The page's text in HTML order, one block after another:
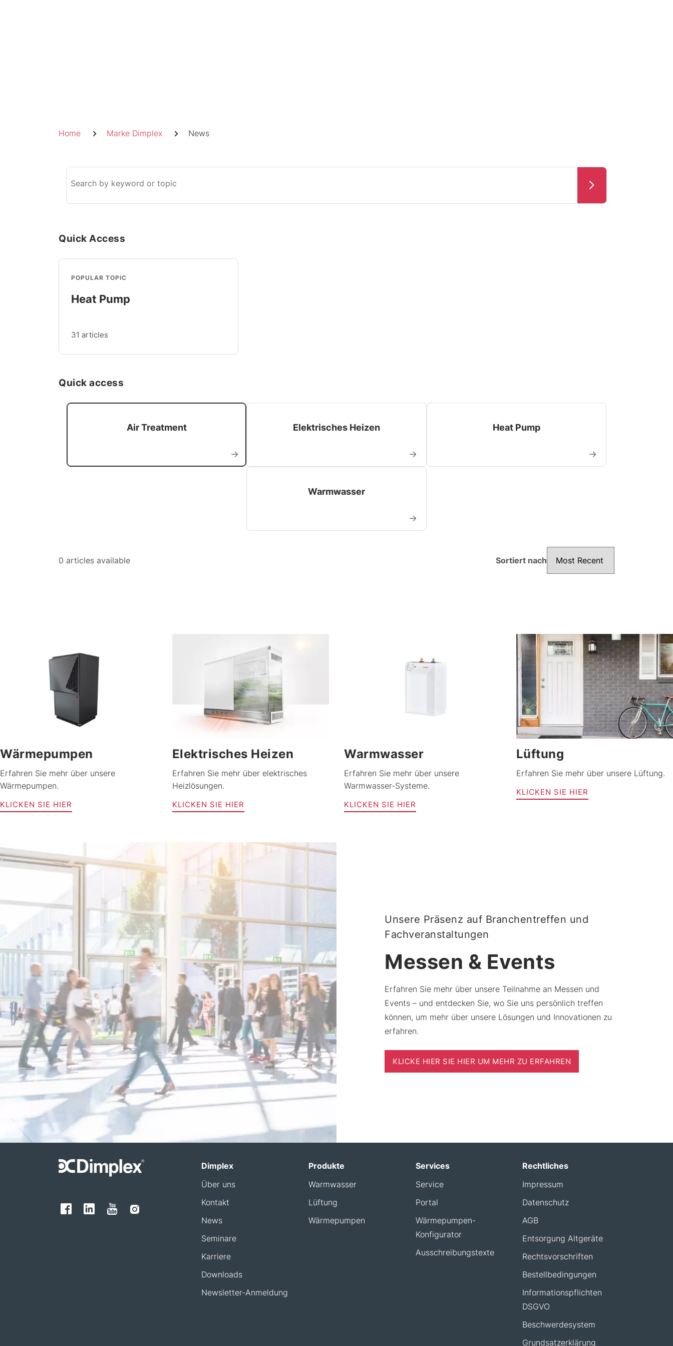
Pfadnavigation
Home Marke Dimplex News
Search
knowledge
Quick Access
POPULAR TOPIC
Heat Pump
31 articles
Quick access
Air Treatment
→
Elektrisches Heizen
→
Heat Pump
→
Warmwasser
→
0 articles available Sortiert nach
Wärmepumpen
Erfahren Sie mehr über unsere
Wärmepumpen.
KLICKEN SIE HIER
Elektrisches Heizen
Erfahren Sie mehr über elektrisches
Heizlösungen.
KLICKEN SIE HIER
Warmwasser
Erfahren Sie mehr über unsere
Warmwasser-Systeme.
KLICKEN SIE HIER
Lüftung
Erfahren Sie mehr über unsere Lüftung.
KLICKEN SIE HIER
Unsere Präsenz auf Branchentreffen und
Fachveranstaltungen
Messen & Events
Erfahren Sie mehr über unsere Teilnahme an Messen und
Events – und entdecken Sie, wo Sie uns persönlich treffen
können, um mehr über unsere Lösungen und Innovationen zu
erfahren.
KLICKE HIER SIE HIER UM MEHR ZU ERFAHREN
Dimplex
Über uns
Kontakt
News
Seminare
Karriere
Downloads
Newsletter-Anmeldung
Produkte
Warmwasser
Lüftung
Wärmepumpen
Services
Service
Portal
Wärmepumpen-
Konfigurator
Ausschreibungstexte
Rechtliches
Impressum
Datenschutz
AGB
Entsorgung Altgeräte
Rechtsvorschriften
Bestellbedingungen
Informationspflichten
DSGVO
Beschwerdesystem
Grundsatzerklärung